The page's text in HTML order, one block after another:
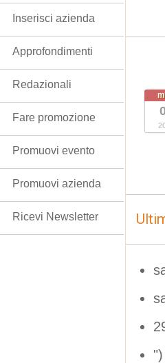
Inserisci azienda
Approfondimenti
Redazionali
Fare promozione
Promuovi evento
Promuovi azienda
Ricevi Newsletter